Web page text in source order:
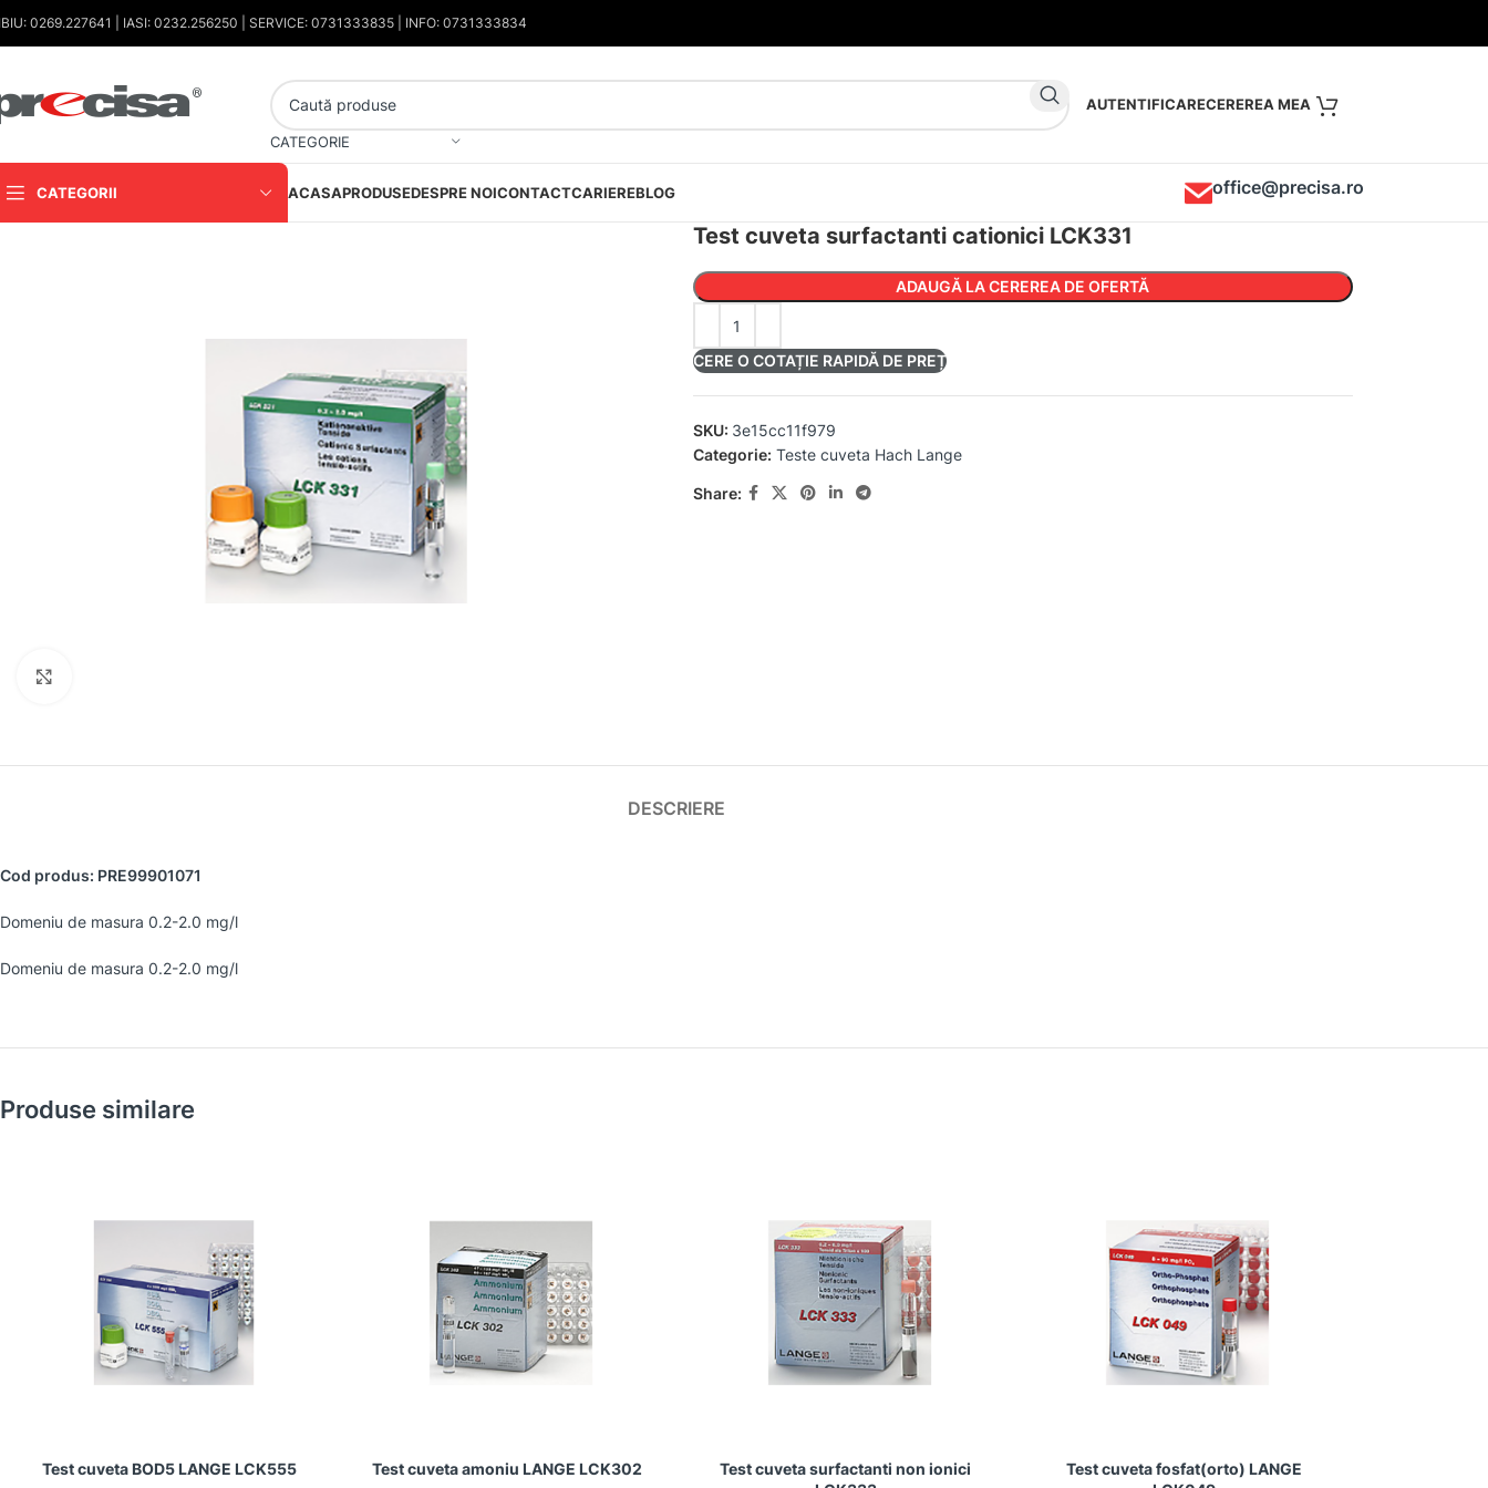
0269.227641 | IASI: 0232.256250 | SERVICE: 0731333835 | INFO: 0731333834
CATEGORIE
AUTENTIFICARE
CATEGORII ACASAPRODUSEDESPRE NOICONTACTCARIEREBLOG office@precisa.ro
Test cuveta surfactanti cationici LCK331
ADAUGĂ LA CEREREA DE OFERTĂ
CERE O COTAȚIE RAPIDĂ DE PREȚ
SKU: 3e15cc11f979
Categorie: Teste cuveta Hach Lange
Share:
DESCRIERE
Cod produs: PRE99901071
Domeniu de masura 0.2-2.0 mg/l
Domeniu de masura 0.2-2.0 mg/l
Produse similare
Test cuveta BOD5 LANGE LCK555 Test cuveta amoniu LANGE LCK302
Test cuveta surfactanti non ionici
Test cuveta fosfat(orto) LANGE